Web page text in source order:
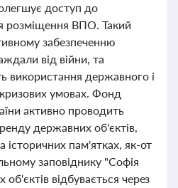
доступ до
розміщення ВПО. Такий
забезпеченню
від війни, та
використання державного і
умовах. Фонд
активно проводить
державних об'єктів,
історичних пам'ятках, як-от
заповіднику "Софія
відбувається через